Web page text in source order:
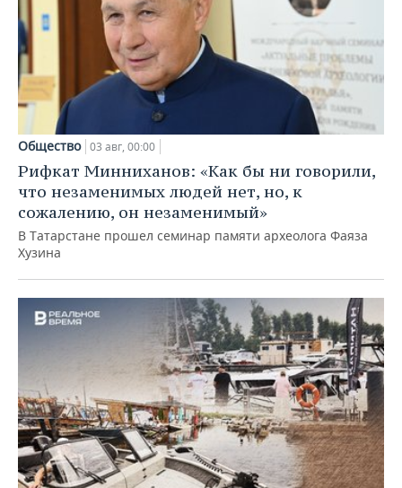
Общество 03 авг, 00:00
Рифкат Минниханов: «Как бы ни говорили,
что незаменимых людей нет, но, к
сожалению, он незаменимый»
В Татарстане прошел семинар памяти археолога Фаяза
Хузина